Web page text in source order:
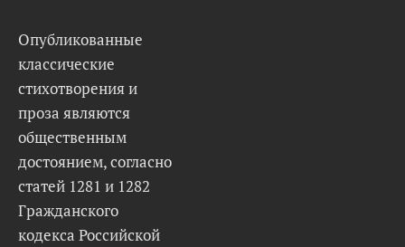
Опубликованные
классические
стихотворения и
проза являются
общественным
достоянием, согласно
статей 1281 и 1282
Гражданского
кодекса Российской